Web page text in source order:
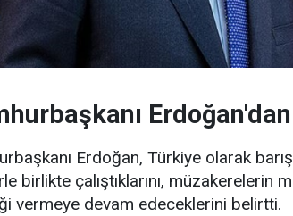
Erdoğan, Türkiye olarak
birlikte çalıştıklarını, müzakerelerin
vermeye devam edeceklerini belirtti.